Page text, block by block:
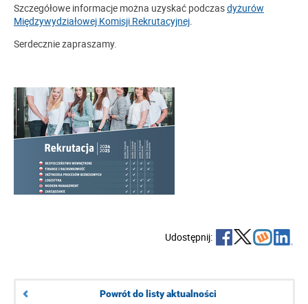
Szczegółowe informacje można uzyskać podczasdyżurów
Międzywydziałowej Komisji Rekrutacyjnej
Serdecznie zapraszamy.
Udostępnij:
Powrót do listy aktualności